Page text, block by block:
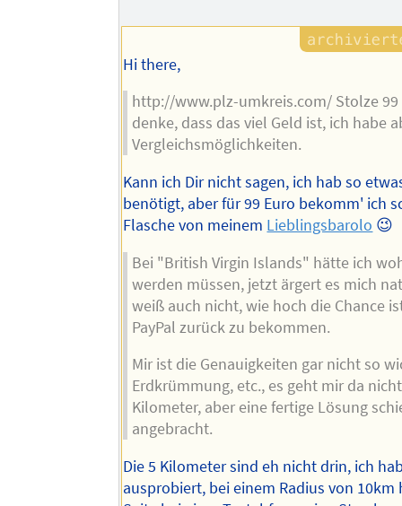
Hi there,
http://www.plz-umkreis.com/ Stolze 99
denke, dass das viel Geld ist, ich habe
Vergleichsmöglichkeiten.
Kann ich Dir nicht sagen, ich hab so
benötigt, aber für 99 Euro bekomm' ich
Flasche von meinem Lieblingsbarolo 😉
Bei "British Virgin Islands" hätte ich
werden müssen, jetzt ärgert es mich
weiß auch nicht, wie hoch die Chance
PayPal zurück zu bekommen.
Mir ist die Genauigkeiten gar nicht so
Erdkrümmung, etc., es geht mir da
Kilometer, aber eine fertige Lösung
angebracht.
Die 5 Kilometer sind eh nicht drin, ich
ausprobiert, bei einem Radius von 10km